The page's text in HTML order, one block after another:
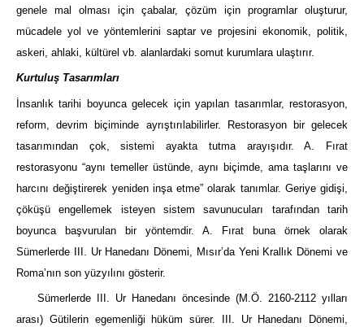
genele mal olması için çabalar, çözüm için programlar oluşturur,
mücadele yol ve yöntemlerini saptar ve projesini ekonomik, politik,
askeri, ahlaki, kültürel vb. alanlardaki somut kurumlara ulaştırır.
Kurtuluş Tasarımları
İnsanlık tarihi boyunca gelecek için yapılan tasarımlar, restorasyon,
reform, devrim biçiminde ayrıştırılabilirler. Restorasyon bir gelecek
tasarımından çok, sistemi ayakta tutma arayışıdır. A. Fırat
restorasyonu “aynı temeller üstünde, aynı biçimde, ama taşlarını ve
harcını değiştirerek yeniden inşa etme” olarak tanımlar. Geriye gidişi,
çöküşü engellemek isteyen sistem savunucuları tarafından tarih
boyunca başvurulan bir yöntemdir. A. Fırat buna örnek olarak
Sümerlerde III. Ur Hanedanı Dönemi, Mısır’da Yeni Krallık Dönemi ve
Roma’nın son yüzyılını gösterir.
Sümerlerde III. Ur Hanedanı öncesinde (M.Ö. 2160-2112 yılları
arası) Gütilerin egemenliği hüküm sürer. III. Ur Hanedanı Dönemi,